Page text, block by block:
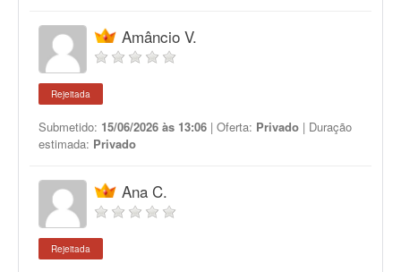
Amâncio V.
Rejeitada
Submetido: 15/06/2026 às 13:06 | Oferta: Privado | Duração
estimada: Privado
Ana C.
Rejeitada